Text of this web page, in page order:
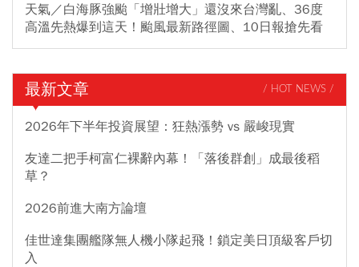
天氣／白海豚強颱「增壯增大」還沒來台灣亂、36度
高溫先熱爆到這天！颱風最新路徑圖、10日報搶先看
最新文章 / HOT NEWS /
2026年下半年投資展望：狂熱漲勢 vs 嚴峻現實
友達二把手柯富仁裸辭內幕！「落後群創」成最後稻
草？
2026前進大南方論壇
佳世達集團艦隊無人機小隊起飛！鎖定美日頂級客戶切
入